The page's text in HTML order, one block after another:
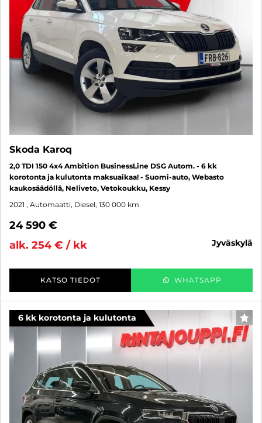
Skoda Karoq
2,0 TDI 150 4x4 Ambition BusinessLine DSG Autom. - 6 kk
korotonta ja kulutonta maksuaikaa! - Suomi-auto, Webasto
kaukosäädöllä, Neliveto, Vetokoukku, Kessy
2021 , Automaatti, Diesel, 130 000 km
24 590 €
alk. 254 € / kk
jyväskylä
KATSO TIEDOT WHATSAPP
6 kk korotonta ja kulutonta